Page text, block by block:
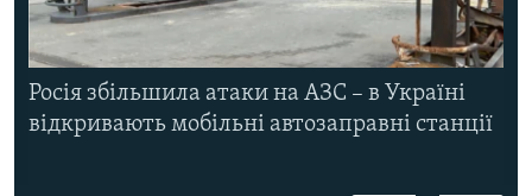
Росія збільшила атаки на АЗС – в Україні
відкривають мобільні автозаправні станції